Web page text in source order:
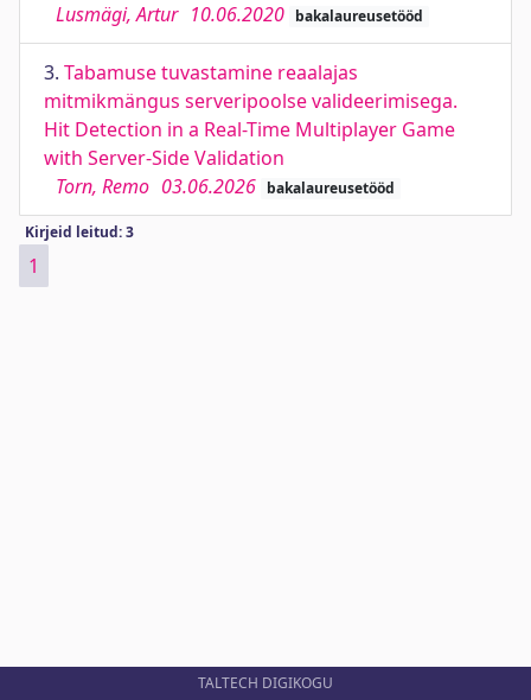
Lusmägi, Artur 10.06.2020 bakalaureusetööd
3. Tabamuse tuvastamine reaalajas
mitmikmängus serveripoolse valideerimisega.
Hit Detection in a Real-Time Multiplayer Game
with Server-Side Validation
Torn, Remo 03.06.2026 bakalaureusetööd
Kirjeid leitud: 3
1
TALTECH DIGIKOGU